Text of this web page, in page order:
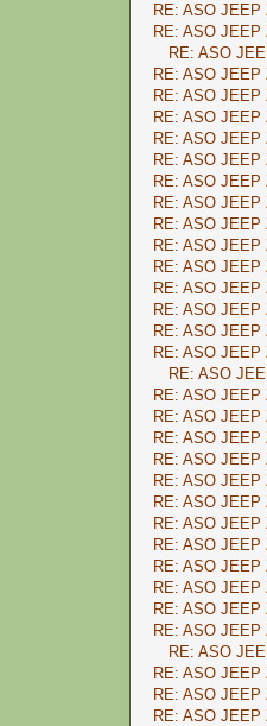
RE: ASO JEEP
RE: ASO JEEP
RE: ASO
RE: ASO JEEP
RE: ASO JEEP
RE: ASO JEEP
RE: ASO JEEP
RE: ASO JEEP
RE: ASO JEEP
RE: ASO JEEP
RE: ASO JEEP
RE: ASO JEEP
RE: ASO JEEP
RE: ASO JEEP
RE: ASO JEEP
RE: ASO JEEP
RE: ASO JEEP
RE: ASO
RE: ASO JEEP
RE: ASO JEEP
RE: ASO JEEP
RE: ASO JEEP
RE: ASO JEEP
RE: ASO JEEP
RE: ASO JEEP
RE: ASO JEEP
RE: ASO JEEP
RE: ASO JEEP
RE: ASO JEEP
RE: ASO JEEP
RE: ASO
RE: ASO JEEP
RE: ASO JEEP
RE: ASO JEEP